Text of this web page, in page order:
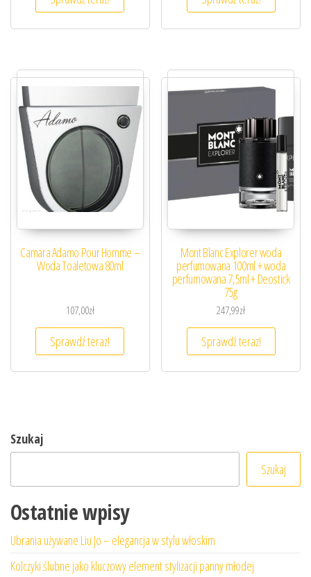
Camara Adamo Pour Homme –
Woda Toaletowa 80ml
107,00zł
Sprawdź teraz!
Mont Blanc Explorer woda
perfumowana 100ml + woda
perfumowana 7,5ml + Deostick
75g
247,99zł
Sprawdź teraz!
Szukaj
Szukaj
Ostatnie wpisy
Ubrania używane Liu Jo – elegancja w stylu włoskim
Kolczyki ślubne jako kluczowy element stylizacji panny młodej